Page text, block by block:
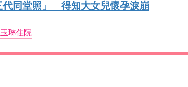
代同堂照」 得知大女兒懷孕淚崩
琳住院